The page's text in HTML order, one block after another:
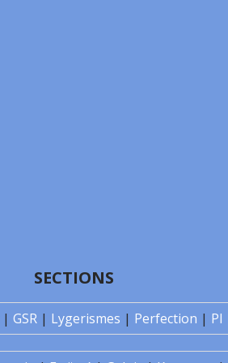
SECTIONS
| GSR | Lygerismes | Perfection | PI